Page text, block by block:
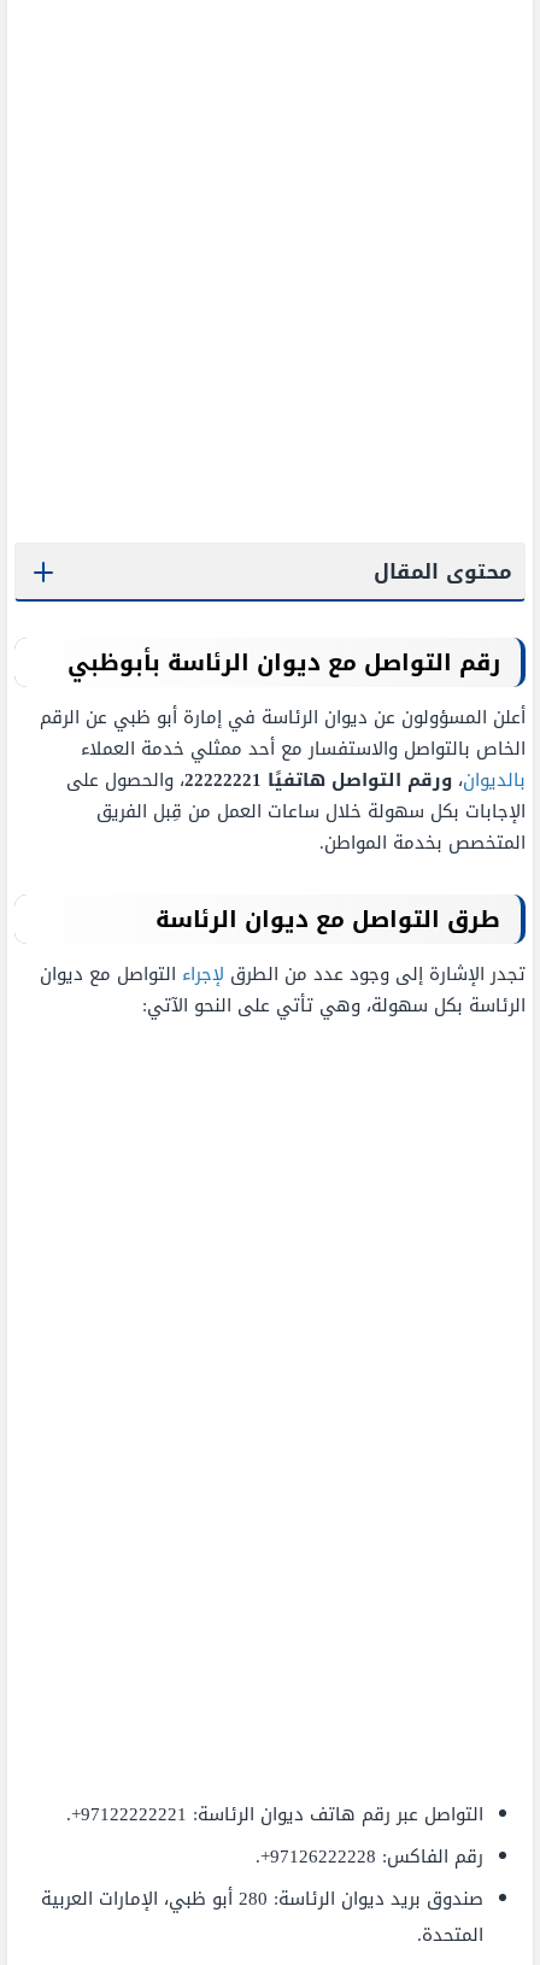
محتوى المقال
رقم التواصل مع ديوان الرئاسة بأبوظبي
أعلن المسؤولون عن ديوان الرئاسة في إمارة أبو ظبي عن الرقم
الخاص بالتواصل والاستفسار مع أحد ممثلي خدمة العملاء
بالديوان، ورقم التواصل هاتفيًا 22222221، والحصول على
الإجابات بكل سهولة خلال ساعات العمل من قِبل الفريق
المتخصص بخدمة المواطن.
طرق التواصل مع ديوان الرئاسة
تجدر الإشارة إلى وجود عدد من الطرق لإجراء التواصل مع ديوان
الرئاسة بكل سهولة، وهي تأتي على النحو الآتي:
التواصل عبر رقم هاتف ديوان الرئاسة: 97122222221+.
رقم الفاكس: 97126222228+.
صندوق بريد ديوان الرئاسة: 280 أبو ظبي، الإمارات العربية
المتحدة.